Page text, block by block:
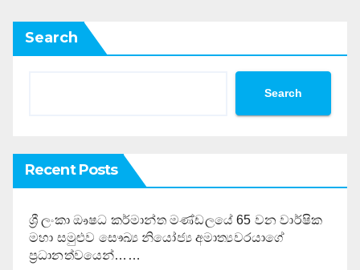
Search
Search
Recent Posts
ශ්‍රී ලංකා ඖෂධ කර්මාන්ත මණ්ඩලයේ 65 වන වාර්ෂික
මහා සමුළුව සෞඛ්‍ය නියෝජ්‍ය අමාත්‍යවරයාගේ
ප්‍රධානත්වයෙන්……